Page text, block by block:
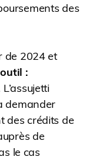
des
de 2024 et
:
L’assujetti
demander
des crédits de
de
le cas